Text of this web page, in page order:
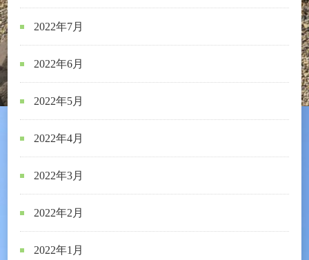
2022年7月
2022年6月
2022年5月
2022年4月
2022年3月
2022年2月
2022年1月